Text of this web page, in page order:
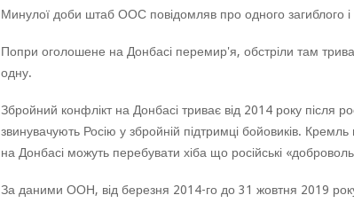
Минулої доби штаб ООС повідомляв про одного загиблого і
Попри оголошене на Донбасі перемир'я, обстріли там
одну.
Збройний конфлікт на Донбасі триває від 2014 року після
звинувачують Росію у збройній підтримці бойовиків.
на Донбасі можуть перебувати хіба що російські
За даними ООН, від березня 2014-го до 31 жовтня 2019